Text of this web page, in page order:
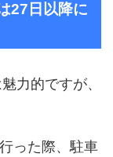
27日以降に
力的ですが、
った際、駐車